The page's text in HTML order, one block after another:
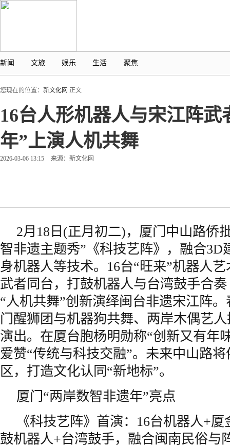
新闻 文旅 娱乐 生活 聚焦
您现在的位置： 新文化网 正文
16台人形机器人与宋江阵
年”上演人机共舞
2026-03-06 13:15 来源：新文化网
2月18日(正月初二)，厦门中山路侨
智非遗主题秀”《科技艺阵》，融合3D
身机器人等技术。16台“旺来”机器人
武者同台，打鼓机器人与台湾鼓手合
“人机共舞”创新演绎闽台非遗宋江阵
门醒狮团与机器狗共舞、两岸木偶艺
演出。在厦台胞杨明勋称“创新又有年
爱赞“传统与科技交融”。未来中山路
区，打造文化认同“新地标”。
厦门“两岸数智非遗年”亮点
《科技艺阵》首演：16台机器人+
鼓机器人+台湾鼓手，融合闽南民俗与